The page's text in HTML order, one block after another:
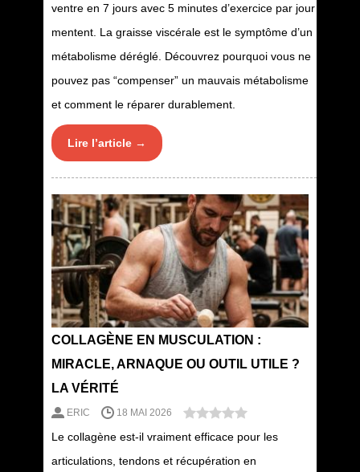
ventre en 7 jours avec 5 minutes d’exercice par jour
mentent. La graisse viscérale est le symptôme d’un
métabolisme déréglé. Découvrez pourquoi vous ne
pouvez pas “compenser” un mauvais métabolisme
et comment le réparer durablement.
Lire l’article →
COLLAGÈNE EN MUSCULATION :
MIRACLE, ARNAQUE OU OUTIL UTILE ?
LA VÉRITÉ
ERIC 18 MAI 2026
Le collagène est-il vraiment efficace pour les
articulations, tendons et récupération en